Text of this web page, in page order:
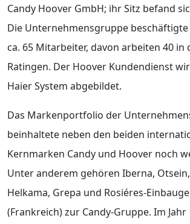
Candy Hoover GmbH; ihr Sitz befand
Die Unternehmensgruppe
ca. 65 Mitarbeiter, davon arbeiten 40 in
Ratingen. Der Hoover Kundendienst
Haier System abgebildet.
Das Markenportfolio der
beinhaltete neben den beiden
Kernmarken Candy und Hoover noch
Unter anderem gehören Iberna,
Helkama, Grepa und Rosiéres-
(Frankreich) zur Candy-Gruppe. Im